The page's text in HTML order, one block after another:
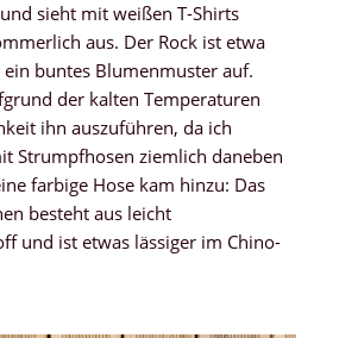
sieht mit weißen T-Shirts
aus. Der Rock ist etwa
buntes Blumenmuster auf.
der kalten Temperaturen
ihn auszuführen, da ich
Strumpfhosen ziemlich daneben
farbige Hose kam hinzu: Das
besteht aus leicht
und ist etwas lässiger im Chino-